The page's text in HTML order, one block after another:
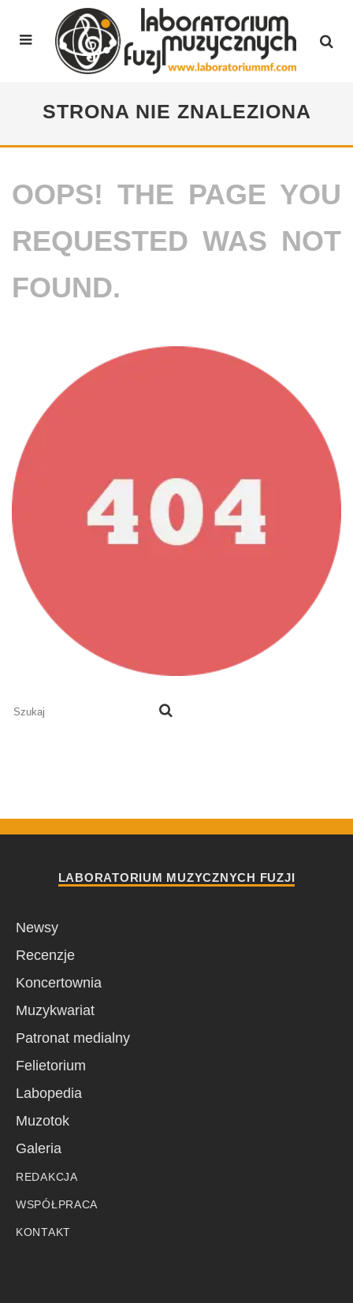
STRONA NIE ZNALEZIONA
OOPS! THE PAGE YOU
REQUESTED WAS NOT
FOUND.
LABORATORIUM MUZYCZNYCH FUZJI
Newsy
Recenzje
Koncertownia
Muzykwariat
Patronat medialny
Felietorium
Labopedia
Muzotok
Galeria
REDAKCJA
WSPÓŁPRACA
KONTAKT